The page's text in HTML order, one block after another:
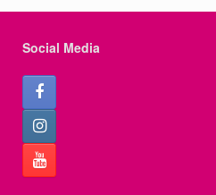
Social Media